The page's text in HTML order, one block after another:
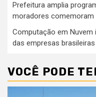
Prefeitura amplia
moradores comemoram
Computação em
das empresas
VOCÊ PODE